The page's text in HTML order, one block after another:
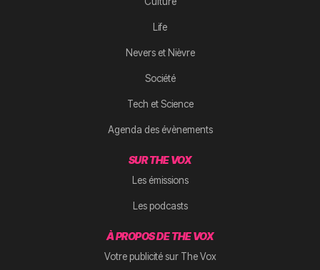
Life
Nevers et Nièvre
Société
Tech et Science
Agenda des évènements
SUR THE VOX
Les émissions
Les podcasts
À PROPOS DE THE VOX
Votre publicité sur The Vox